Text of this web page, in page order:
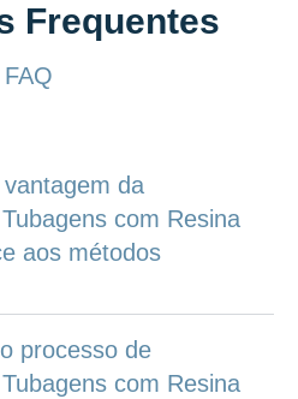
Frequentes
FAQ
da
com Resina
aos métodos
processo de
com Resina